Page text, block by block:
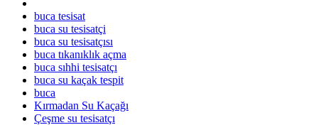
buca tesisat
buca su tesisatçi
buca su tesisatçısı
buca tıkanıklık açma
buca sıhhi tesisatçı
buca su kaçak tespit
buca
Kırmadan Su Kaçağı
Çeşme su tesisatçı